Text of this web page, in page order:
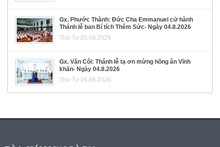
Gx. Phước Thành: Đức Cha Emmanuel cử hành
Thánh lễ ban Bí tích Thêm Sức- Ngày 04.8.2026
Thứ Tư 05.08.2026
Gx. Văn Côi: Thánh lễ tạ ơn mừng hồng ân Vĩnh
khấn- Ngày 04.8.2026
Thứ Tư 05.08.2026